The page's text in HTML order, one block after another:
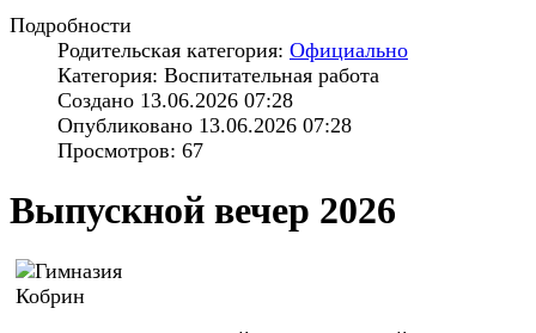
Подробности
Родительская категория: Официально
Категория: Воспитательная работа
Создано 13.06.2026 07:28
Опубликовано 13.06.2026 07:28
Просмотров: 67
Выпускной вечер 2026